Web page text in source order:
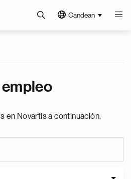
Candean
empleo
en Novartis a continuación.